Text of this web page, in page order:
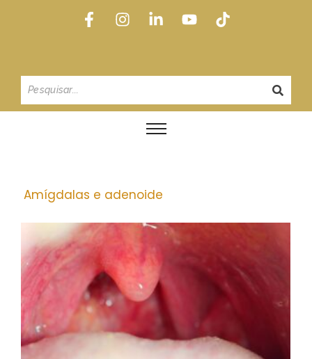
Amígdalas e adenoide